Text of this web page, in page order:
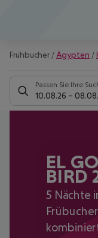
Frühbucher / Ägypten /
Passen Sie Ihre
10.08.26 –
EL
BIRD
5 Nächte